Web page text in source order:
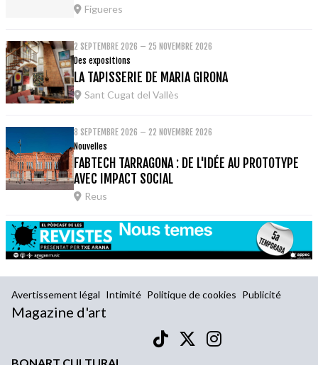
Figueres
2 SEPTEMBRE 2026 – 25 NOVEMBRE 2026
Des expositions
LA TAPISSERIE DE MARIA GIRONA
Sant Cugat del Vallès
8 SEPTEMBRE 2026 – 22 NOVEMBRE 2026
Nouvelles
FABTECH TARRAGONA : DE L'IDÉE AU PROTOTYPE
AVEC IMPACT SOCIAL
Reus
Avertissement légal Intimité Politique de cookies Publicité
Magazine d'art